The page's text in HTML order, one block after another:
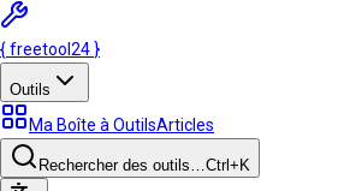
{freetool 24 }
Outils
Ma Boîte à OutilsArticles
Rechercher des outils…Ctrl +K